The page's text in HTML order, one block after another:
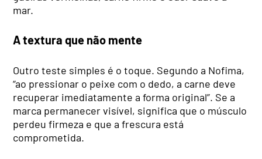
mar.
A textura que não mente
Outro teste simples é o toque. Segundo a Nofima,
“ao pressionar o peixe com o dedo, a carne deve
recuperar imediatamente a forma original”. Se a
marca permanecer visível, significa que o músculo
perdeu firmeza e que a frescura está
comprometida.